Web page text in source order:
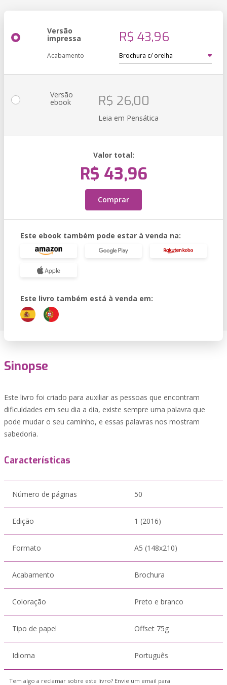
Versão
impressa R$ 43,96
Acabamento
Versão
ebook R$ 26,00
Leia em Pensática
Valor total:
R$ 43,96
Comprar
Este ebook também pode estar à venda na:
Este livro também está à venda em:
Sinopse
Este livro foi criado para auxiliar as pessoas que encontram
dificuldades em seu dia a dia, existe sempre uma palavra que
pode mudar o seu caminho, e essas palavras nos mostram
sabedoria.
Características
Número de páginas 50
Edição 1 (2016)
Formato A5 (148x210)
Acabamento Brochura
Coloração Preto e branco
Tipo de papel Offset 75g
Idioma Português
Tem algo a reclamar sobre este livro? Envie um email para